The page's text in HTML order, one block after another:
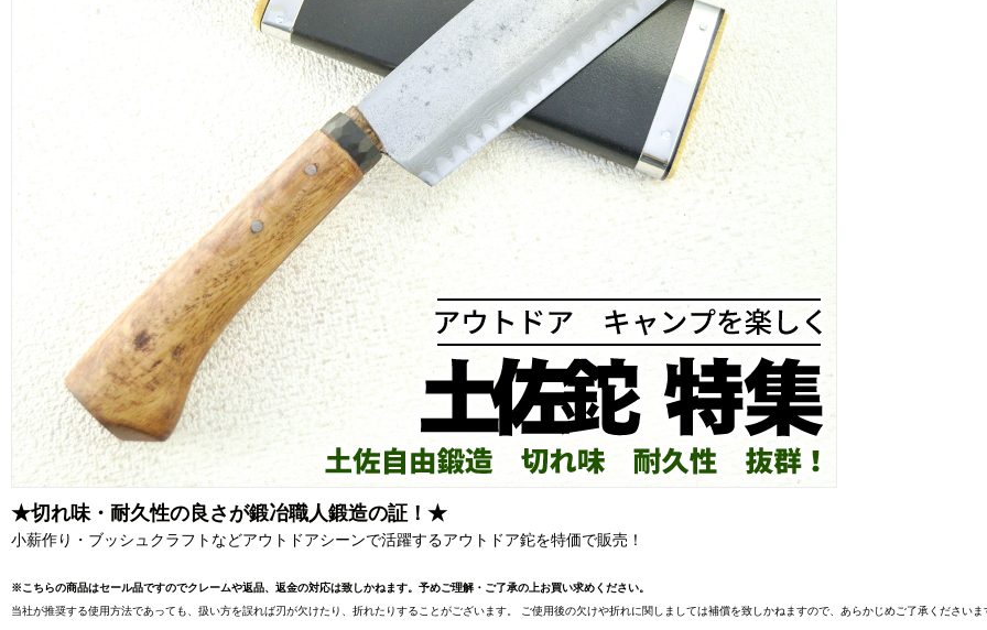
★切れ味・耐久性の良さが鍛冶職人鍛造の証！★
小薪作り・ブッシュクラフトなどアウトドアシーンで活躍するアウトドア鉈を特価で販売！
※こちらの商品はセール品ですのでクレームや返品、返金の対応は致しかねます。予めご理解・ご了承の上お買い求めください。
当社が推奨する使用方法であっても、扱い方を誤れば刃が欠けたり、折れたりすることがございます。 ご使用後の欠けや折れに関しましては補償を致しかねますので、あらかじめご了承くださいま